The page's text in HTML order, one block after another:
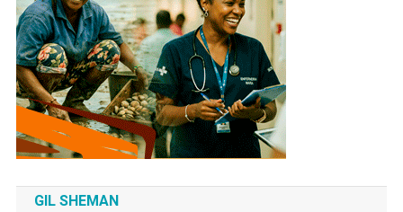
GIL SHEMAN